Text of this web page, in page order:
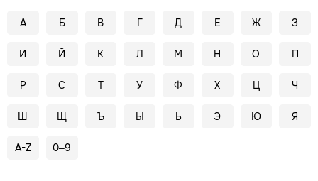
А Б В Г Д Е Ж З
И Й К Л М Н О П
Р С Т У Ф Х Ц Ч
Ш Щ Ъ Ы Ь Э Ю Я
A-Z 0–9